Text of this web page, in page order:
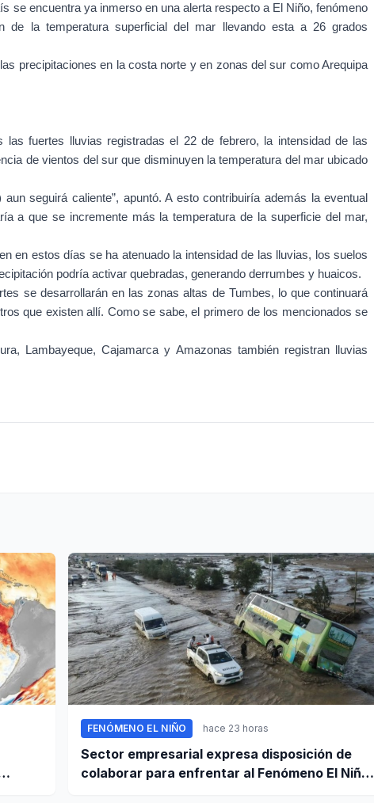
se encuentra ya inmerso en una alerta respecto a El Niño, fenómeno
de la temperatura superficial del mar llevando esta a 26 grados
precipitaciones en la costa norte y en zonas del sur como Arequipa
las fuertes lluvias registradas el 22 de febrero, la intensidad de las
de vientos del sur que disminuyen la temperatura del mar ubicado
seguirá caliente”, apuntó. A esto contribuiría además la eventual
a que se incremente más la temperatura de la superficie del mar,
en estos días se ha atenuado la intensidad de las lluvias, los suelos
podría activar quebradas, generando derrumbes y huaicos.
se desarrollarán en las zonas altas de Tumbes, lo que continuará
que existen allí. Como se sabe, el primero de los mencionados se
Lambayeque, Cajamarca y Amazonas también registran lluvias
FENÓMENO EL NIÑO hace 23 horas
Sector empresarial expresa disposición de
colaborar para enfrentar al Fenómeno El Niño,